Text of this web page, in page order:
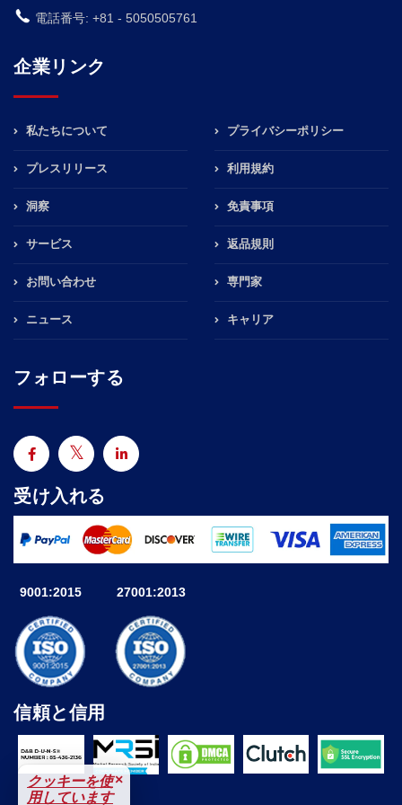
電話番号: +81 - 5050505761
企業リンク
私たちについて
プレスリリース
洞察
サービス
お問い合わせ
ニュース
プライバシーポリシー
利用規約
免責事項
返品規則
専門家
キャリア
フォローする
受け入れる
9001:2015 27001:2013
信頼と信用
クッキーを使
用しています
×